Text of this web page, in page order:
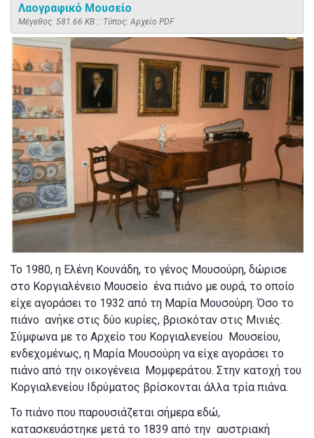
Λαογραφικό Μουσείο
Mέγεθος: 581.66 KB :: Τύπος: Αρχείο PDF
Το 1980, η Ελένη Κουνάδη, το γένος Μουσούρη, δώρισε
στο Κοργιαλένειο Μουσείο ένα πιάνο με ουρά, το οποίο
είχε αγοράσει το 1932 από τη Μαρία Μουσούρη. Όσο το
πιάνο ανήκε στις δύο κυρίες, βρισκόταν στις Μινιές.
Σύμφωνα με το Αρχείο του Κοργιαλενείου Μουσείου,
ενδεχομένως, η Μαρία Μουσούρη να είχε αγοράσει το
πιάνο από την οικογένεια Μομφεράτου. Στην κατοχή του
Κοργιαλενείου Ιδρύματος βρίσκονται άλλα τρία πιάνα.
Το πιάνο που παρουσιάζεται σήμερα εδώ,
κατασκευάστηκε μετά το 1839 από την αυστριακή